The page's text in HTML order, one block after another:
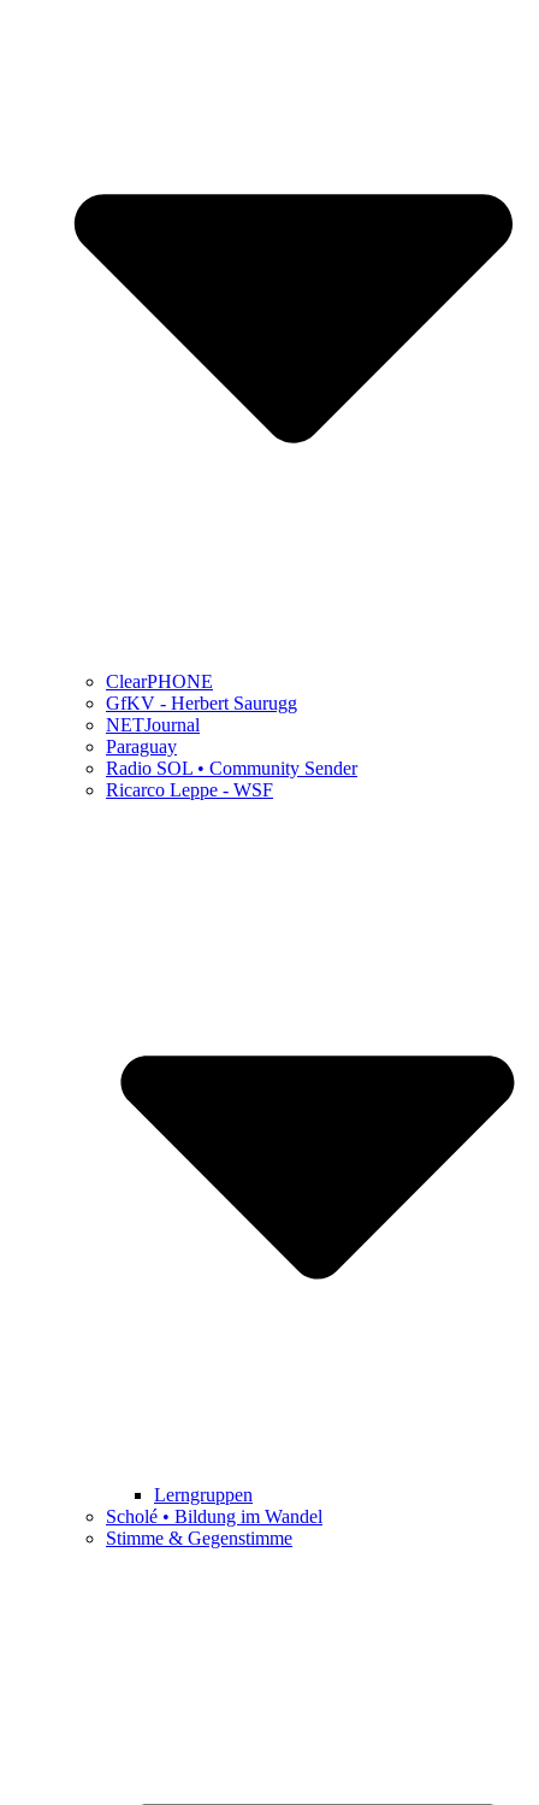
ClearPHONE
GfKV - Herbert Saurugg
NETJournal
Paraguay
Radio SOL • Community Sender
Ricarco Leppe - WSF
Lerngruppen
Scholé • Bildung im Wandel
Stimme & Gegenstimme